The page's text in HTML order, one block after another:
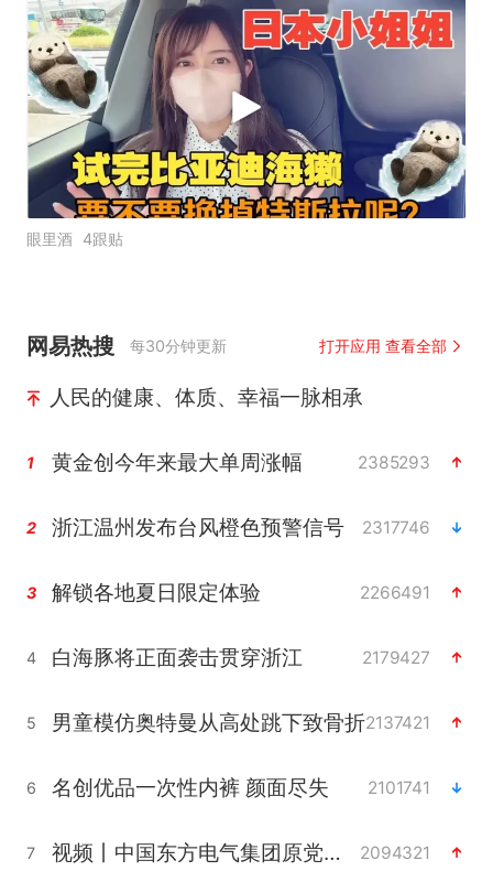
眼里酒 4跟贴
网易热搜 每30分钟更新 打开应用 查看全部
人民的健康、体质、幸福一脉相承
1 黄金创今年来最大单周涨幅 2385293
2 浙江温州发布台风橙色预警信号 2317746
3 解锁各地夏日限定体验 2266491
4 白海豚将正面袭击贯穿浙江 2179427
5 男童模仿奥特曼从高处跳下致骨折2137421
6 名创优品一次性内裤 颜面尽失 2101741
7 视频丨中国东方电气集团原党组副书记、董事宋致远被查 2094321